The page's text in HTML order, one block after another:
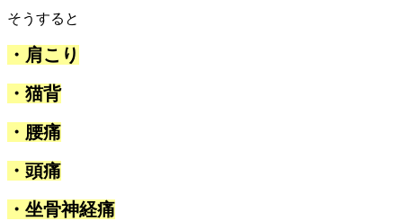
そうすると
・肩こり
・猫背
・腰痛
・頭痛
・坐骨神経痛